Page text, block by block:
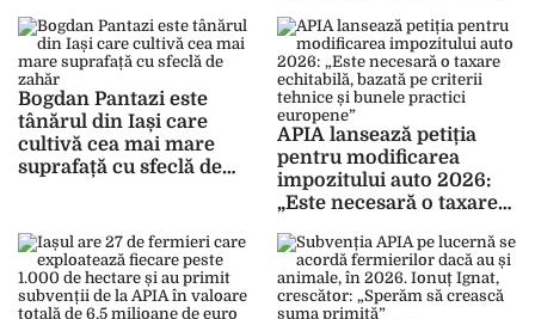
martie, la fel ca în anul
precedent
Bogdan Pantazi este
tânărul din Iași care
cultivă cea mai mare
suprafață cu sfeclă de
APIA lansează petiția
pentru modificarea
impozitului auto 2026:
„Este necesară o taxare
criterii tehnice și bunele
practici europene”